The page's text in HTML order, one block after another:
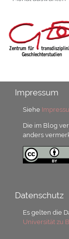
Impressum
Siehe
Die im Blog
anders
Datenschutz
Es gelten die
Universität zu